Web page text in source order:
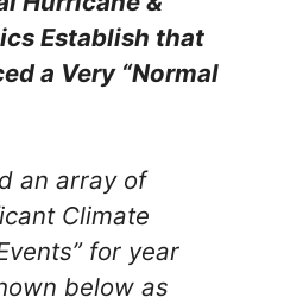
Establish that
a Very “Normal
an array of
Climate
for year
below as